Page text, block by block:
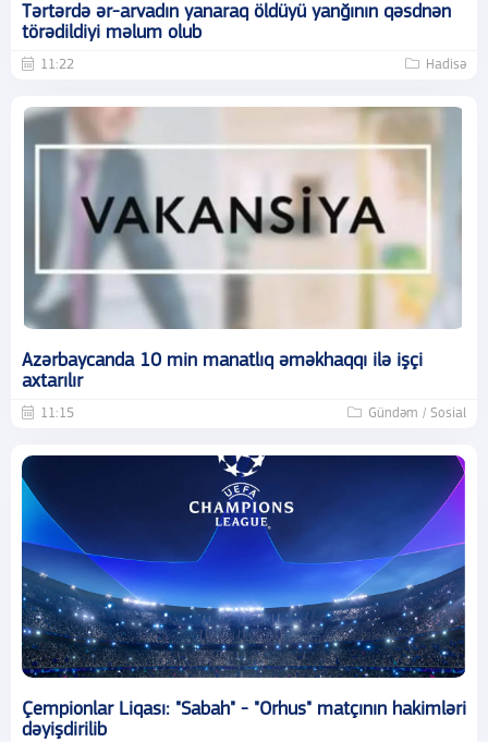
Tərtərdə ər-arvadın yanaraq öldüyü yanğının qəsdnən
törədildiyi məlum olub
11:22 Hadisə
Azərbaycanda 10 min manatlıq əməkhaqqı ilə işçi
axtarılır
11:15 Gündəm / Sosial
Çempionlar Liqası: "Sabah" - "Orhus" matçının hakimləri
dəyişdirilib